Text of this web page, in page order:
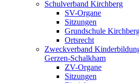
Schulverband Kirchberg
SV-Organe
Sitzungen
Grundschule
Ortsrecht
Zweckverband
Gerzen-Schalkham
ZV-Organe
Sitzungen